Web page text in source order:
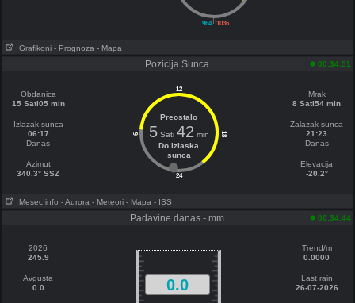
||
964 1036
Grafikoni - Prognoza - Mapa
Pozicija Sunca 00:34:51
Obdanica
15 Sati05 min
Izlazak sunca
06:17
Danas
Azimut
340.3° SSZ
12
24
6 18
Preostalo
5Sati 42 min
Do izlaska
sunca
Mrak
8 Sati54 min
Zalazak sunca
21:23
Danas
Elevacija
-20.2°
Mesec info - Aurora - Meteori - Mapa - ISS
Padavine danas - mm 00:34:44
2026
245.9
Avgusta
0.0
0.0
Trend/m
0.0000
Last rain
26-07-2026